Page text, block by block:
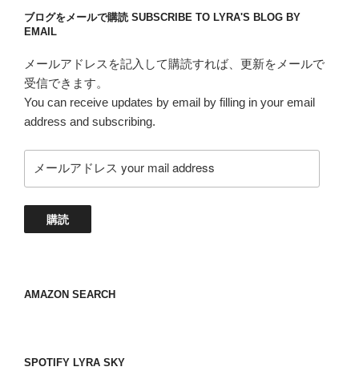
ブログをメールで購読 SUBSCRIBE TO LYRA'S BLOG BY
EMAIL
メールアドレスを記入して購読すれば、更新をメールで
受信できます。
You can receive updates by email by filling in your email
address and subscribing.
ー
ド
your
購読
AMAZON SEARCH
SPOTIFY LYRA SKY